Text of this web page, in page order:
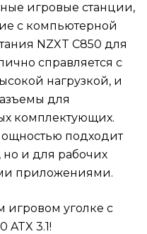
игровые станции,
с компьютерной
NZXT C850 для
справляется с
нагрузкой, и
для
комплектующих.
подходит
но и для рабочих
приложениями.
игровом уголке с
ATX 3.1!